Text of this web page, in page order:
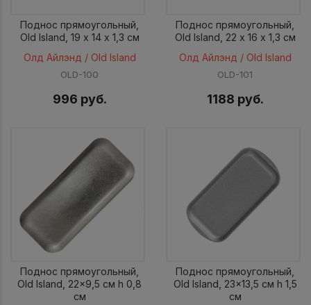
Поднос прямоугольный,
Old Island, 19 х 14 х 1,3 см
Олд Айлэнд / Old Island
OLD-100
996 руб.
Поднос прямоугольный,
Old Island, 22 х 16 х 1,3 см
Олд Айлэнд / Old Island
OLD-101
1188 руб.
Поднос прямоугольный,
Old Island, 22x9,5 см h 0,8
см
Поднос прямоугольный,
Old Island, 23x13,5 см h 1,5
см